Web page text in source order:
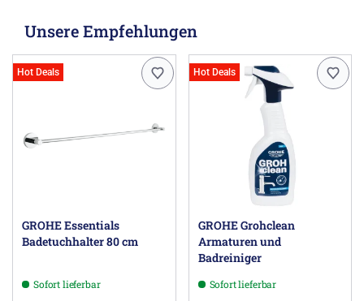
Unsere Empfehlungen
Hot Deals
GROHE Essentials
Badetuchhalter 80 cm
Sofort lieferbar
Hot Deals
GROHE Grohclean
Armaturen und
Badreiniger
Sofort lieferbar